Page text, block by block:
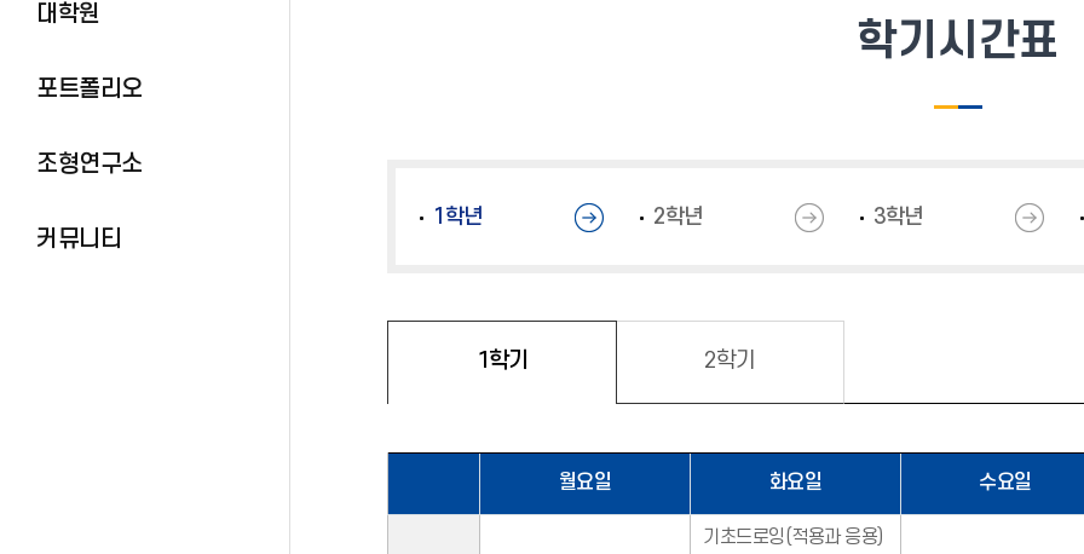
대학원
포트폴리오
조형연구소
커뮤니티
학기시간표
1학년 2학년 3학년
1학기 2학기
월요일 화요일 수요일
기초드로잉(적용과 응용)